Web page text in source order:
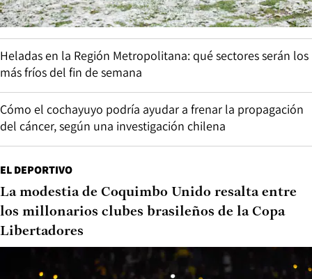
Heladas en la Región Metropolitana: qué sectores serán los
más fríos del fin de semana
Cómo el cochayuyo podría ayudar a frenar la propagación
del cáncer, según una investigación chilena
EL DEPORTIVO
La modestia de Coquimbo Unido resalta entre
los millonarios clubes brasileños de la Copa
Libertadores